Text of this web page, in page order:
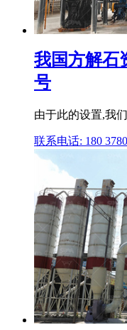
我国方解石
号
由于此的设置,我
联系电话: 180